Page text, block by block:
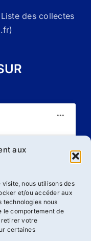
aux
nous utilisons des
et/ou accéder aux
technologies nous
le comportement de
retirer votre
certaines
Liste des collectes
activer